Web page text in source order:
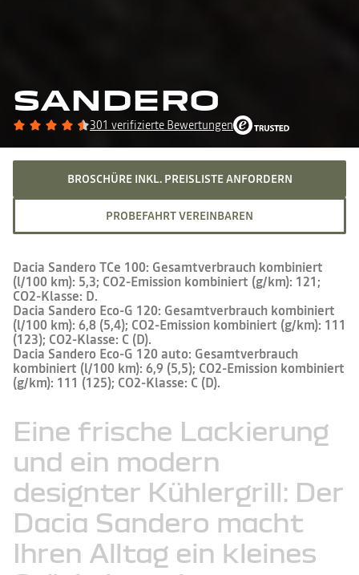
SANDERO
301 verifizierte Bewertungen
BROSCHÜRE INKL. PREISLISTE ANFORDERN
PROBEFAHRT VEREINBAREN
Dacia Sandero TCe 100: Gesamtverbrauch kombiniert
(l/100 km): 5,3; CO2-Emission kombiniert (g/km): 121;
CO2-Klasse: D.
Dacia Sandero Eco-G 120: Gesamtverbrauch kombiniert
(l/100 km): 6,8 (5,4); CO2-Emission kombiniert (g/km): 111
(123); CO2-Klasse: C (D).
Dacia Sandero Eco-G 120 auto: Gesamtverbrauch
kombiniert (l/100 km): 6,9 (5,5); CO2-Emission kombiniert
(g/km): 111 (125); CO2-Klasse: C (D).
Eine frische Lackierung
und ein modern
designter Kühlergrill: Der
Dacia Sandero macht
Ihren Alltag ein kleines